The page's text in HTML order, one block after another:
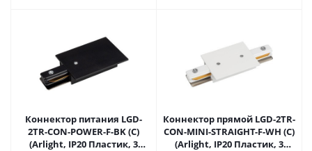
Коннектор питания LGD-
2TR-CON-POWER-F-BK (C)
(Arlight, IP20 Пластик, 3
Коннектор прямой LGD-2TR-
CON-MINI-STRAIGHT-F-WH (C)
(Arlight, IP20 Пластик, 3